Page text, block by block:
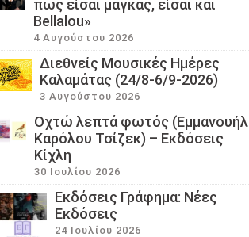
πως είσαι μάγκας, είσαι και
Bellalou»
4 Αυγούστου 2026
Διεθνείς Μουσικές Ημέρες
Καλαμάτας (24/8-6/9-2026)
3 Αυγούστου 2026
Οχτώ λεπτά φωτός (Εμμανουήλ
Καρόλου Τσίζεκ) – Εκδόσεις
Κίχλη
30 Ιουλίου 2026
Εκδόσεις Γράφημα: Νέες
Εκδόσεις
24 Ιουλίου 2026